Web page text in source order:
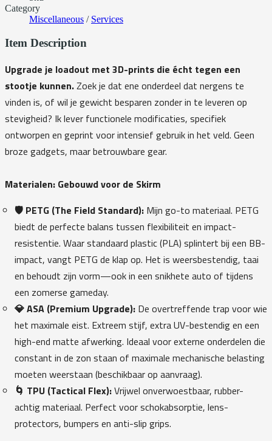
Category
Miscellaneous / Services
Item Description
Upgrade je loadout met 3D-prints die écht tegen een
stootje kunnen.Zoek je dat ene onderdeel dat nergens te
vinden is, of wil je gewicht besparen zonder in te leveren op
stevigheid? Ik lever functionele modificaties, specifiek
ontworpen en geprint voor intensief gebruik in het veld. Geen
broze gadgets, maar betrouwbare gear.
Materialen: Gebouwd voor de Skirm
🛡️ PETG (The Field Standard): Mijn go-to materiaal. PETG
biedt de perfecte balans tussen flexibiliteit en impact-
resistentie. Waar standaard plastic (PLA) splintert bij een BB-
impact, vangt PETG de klap op. Het is weersbestendig, taai
en behoudt zijn vorm—ook in een snikhete auto of tijdens
een zomerse gameday.
💎 ASA (Premium Upgrade): De overtreffende trap voor wie
het maximale eist. Extreem stijf, extra UV-bestendig en een
high-end matte afwerking. Ideaal voor externe onderdelen die
constant in de zon staan of maximale mechanische belasting
moeten weerstaan (beschikbaar op aanvraag).
🌀 TPU (Tactical Flex):Vrijwel onverwoestbaar, rubber-
achtig materiaal. Perfect voor schokabsorptie, lens-
protectors, bumpers en anti-slip grips.